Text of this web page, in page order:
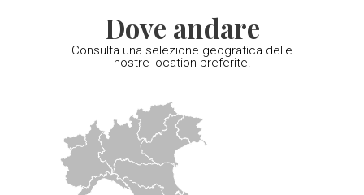
Dove andare
Consulta una selezione geografica delle
nostre location preferite.